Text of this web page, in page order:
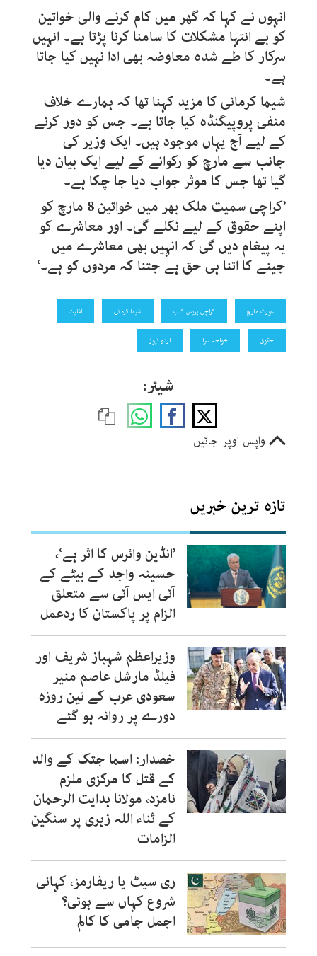
انہوں نے کہا کہ گھر میں کام کرنے والی خواتین
کو بے انتہا مشکلات کا سامنا کرنا پڑتا ہے۔ انہیں
سرکار کا طے شدہ معاوضہ بھی ادا نہیں کیا جاتا
ہے۔
شیما کرمانی کا مزید کہنا تھا کہ ہمارے خلاف
منفی پروپیگنڈہ کیا جاتا ہے۔ جس کو دور کرنے
کے لیے آج یہاں موجود ہیں۔ ایک وزیر کی
جانب سے مارچ کو رکوانے کے لیے ایک بیان دیا
گیا تھا جس کا موثر جواب دیا جا چکا ہے۔
’کراچی سمیت ملک بھر میں خواتین 8 مارچ کو
اپنے حقوق کے لیے نکلے گی۔ اور معاشرے کو
یہ پیغام دیں گی کہ انہیں بھی معاشرے میں
جینے کا اتنا ہی حق ہے جتنا کہ مردوں کو ہے۔‘
عورت مارچ کراچی پریس کلب شیما کرمانی اقلیت
حقوق خواجہ سرا اردو نیوز
شیئر:
واپس اوپر جائیں
تازہ ترین خبریں
’انڈین وائرس کا اثر ہے‘،
حسینہ واجد کے بیٹے کے
آئی ایس آئی سے متعلق
الزام پر پاکستان کا ردعمل
وزیراعظم شہباز شریف اور
فیلڈ مارشل عاصم منیر
سعودی عرب کے تین روزہ
دورے پر روانہ ہو گئے
خصدار: اسما جتک کے والد
کے قتل کا مرکزی ملزم
نامزد، مولانا ہدایت الرحمان
کے ثناء اللہ زہری پر سنگین
الزامات
ری سیٹ یا ریفارمز، کہانی
شروع کہاں سے ہوئی؟
اجمل جامی کا کالم